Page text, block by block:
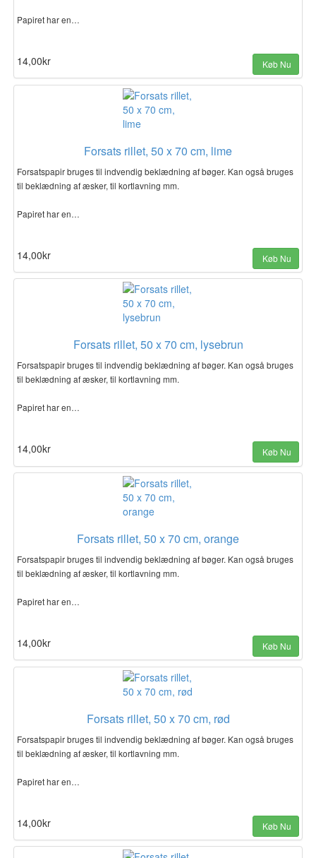
Papiret har en…
14,00kr Køb Nu
Forsats rillet, 50 x 70 cm, lime
Forsatspapir bruges til indvendig beklædning af bøger. Kan også bruges
til beklædning af æsker, til kortlavning mm.
Papiret har en…
14,00kr Køb Nu
Forsats rillet, 50 x 70 cm, lysebrun
Forsatspapir bruges til indvendig beklædning af bøger. Kan også bruges
til beklædning af æsker, til kortlavning mm.
Papiret har en…
14,00kr Køb Nu
Forsats rillet, 50 x 70 cm, orange
Forsatspapir bruges til indvendig beklædning af bøger. Kan også bruges
til beklædning af æsker, til kortlavning mm.
Papiret har en…
14,00kr Køb Nu
Forsats rillet, 50 x 70 cm, rød
Forsatspapir bruges til indvendig beklædning af bøger. Kan også bruges
til beklædning af æsker, til kortlavning mm.
Papiret har en…
14,00kr Køb Nu